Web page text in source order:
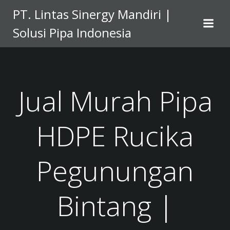
to
content
PT. Lintas Sinergy Mandiri |
Solusi Pipa Indonesia
Jual Murah Pipa
HDPE Rucika
Pegunungan
Bintang |